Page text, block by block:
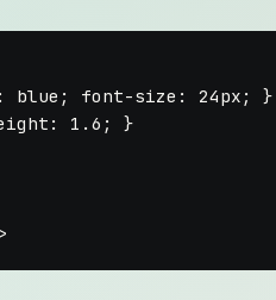
: blue; font-size : 24px ; }
: 1.6
>